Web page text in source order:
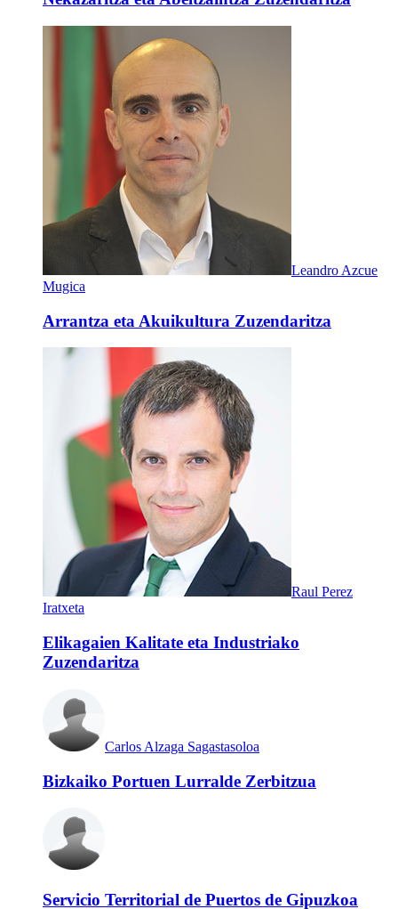
Leandro Azcue
Mugica
Arrantza eta Akuikultura Zuzendaritza
Raul Perez
Iratxeta
Elikagaien Kalitate eta Industriako
Zuzendaritza
Carlos Alzaga Sagastasoloa
Bizkaiko Portuen Lurralde Zerbitzua
Servicio Territorial de Puertos de Gipuzkoa